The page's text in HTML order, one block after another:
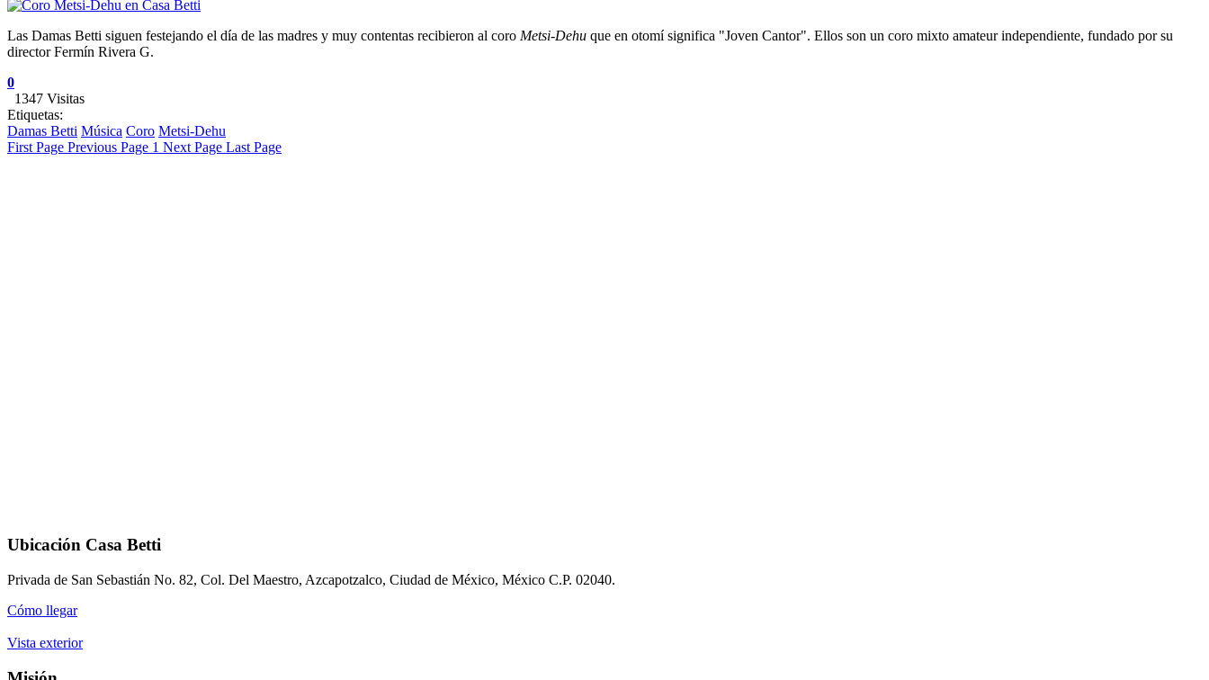
Las Damas Betti siguen festejando el día de las madres y muy contentas recibieron al coro Metsi-Dehu que en otomí significa "Joven Cantor". Ellos son un coro mixto amateur independiente, fundado por su
director Fermín Rivera G.
0
1347 Visitas
Etiquetas:
Damas Betti Música Coro Metsi-Dehu
First Page Previous Page 1 Next Page Last Page
Ubicación Casa Betti
Privada de San Sebastián No. 82, Col. Del Maestro, Azcapotzalco, Ciudad de México, México C.P. 02040.
Cómo llegar
Vista exterior